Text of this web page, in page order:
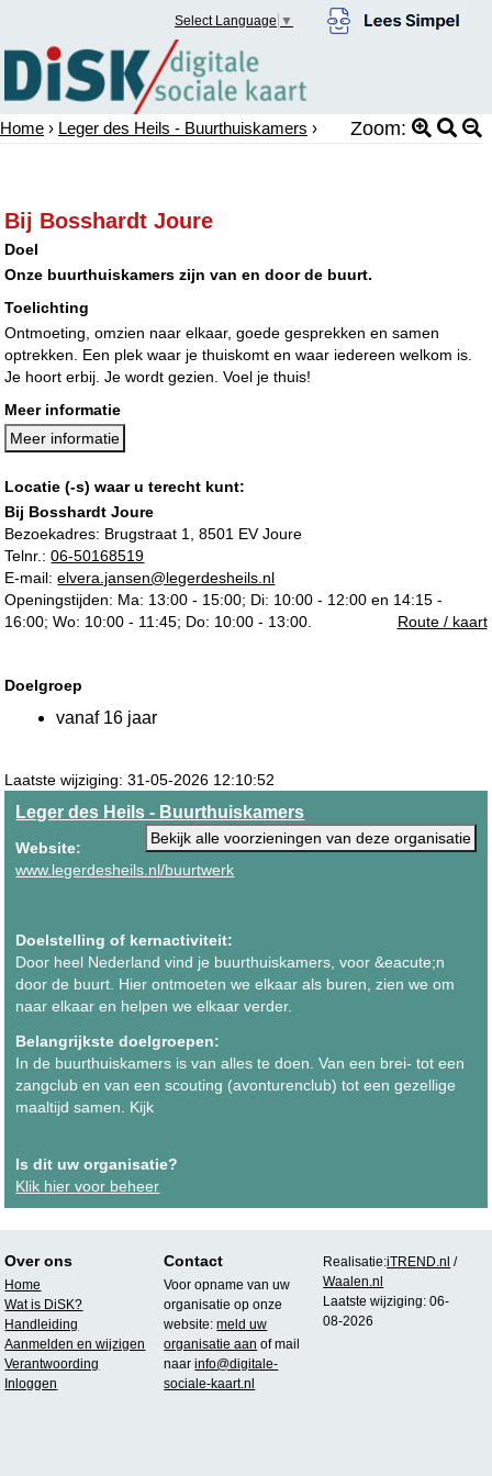
Select Language ▼
Home › Leger des Heils - Buurthuiskamers › Zoom:
Bij Bosshardt Joure
Doel
Onze buurthuiskamers zijn van en door de buurt.
Toelichting
Ontmoeting, omzien naar elkaar, goede gesprekken en samen
optrekken. Een plek waar je thuiskomt en waar iedereen welkom is.
Je hoort erbij. Je wordt gezien. Voel je thuis!
Meer informatie
Meer informatie
Locatie (-s) waar u terecht kunt:
Bij Bosshardt Joure
Bezoekadres: Brugstraat 1, 8501 EV Joure
Telnr.:06-50168519
E-mail:elvera.jansen@legerdesheils.nl
Openingstijden: Ma: 13:00 - 15:00; Di: 10:00 - 12:00 en 14:15 -
16:00; Wo: 10:00 - 11:45; Do: 10:00 - 13:00.
Route / kaart
Doelgroep
vanaf 16 jaar
Laatste wijziging: 31-05-2026 12:10:52
Leger des Heils - Buurthuiskamers
Bekijk alle voorzieningen van deze organisatie
Website:
www.legerdesheils.nl/buurtwerk
Doelstelling of kernactiviteit:
Door heel Nederland vind je buurthuiskamers, voor &eacute;n
door de buurt. Hier ontmoeten we elkaar als buren, zien we om
naar elkaar en helpen we elkaar verder.
Belangrijkste doelgroepen:
In de buurthuiskamers is van alles te doen. Van een brei- tot een
zangclub en van een scouting (avonturenclub) tot een gezellige
maaltijd samen. Kijk
Is dit uw organisatie?
Klik hier voor beheer
Over ons
Home
Wat is DiSK?
Handleiding
Aanmelden en wijzigen
Verantwoording
Inloggen
Contact
Voor opname van uw
organisatie op onze
website:meld uw
organisatie aan of mail
naarinfo@digitale-
sociale-kaart.nl
Realisatie:iTREND.nl /
Waalen.nl
Laatste wijziging: 06-
08-2026